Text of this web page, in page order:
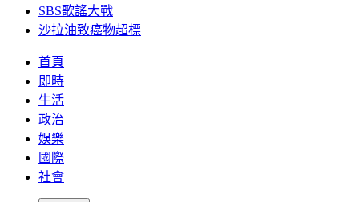
SBS歌謠大戰
沙拉油致癌物超標
首頁
即時
生活
政治
娛樂
國際
社會